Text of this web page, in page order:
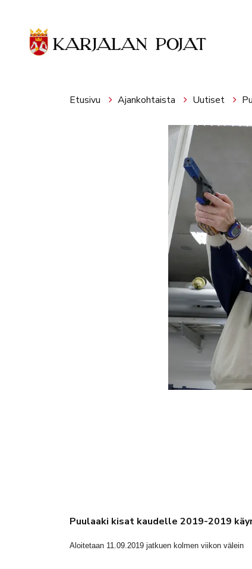
Etusivu Ajankohtaista Uutiset
Puulaaki kisat kaudelle 2019-2019
Aloitetaan 11.09.2019 jatkuen kolmen viikon välein